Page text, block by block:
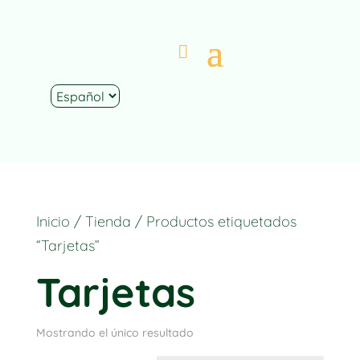
Inicio / Tienda / Productos etiquetados
“Tarjetas”
Tarjetas
Mostrando el único resultado